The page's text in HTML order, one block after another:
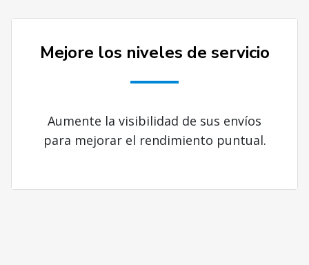
Mejore los niveles de servicio
Aumente la visibilidad de sus envíos
para mejorar el rendimiento puntual.